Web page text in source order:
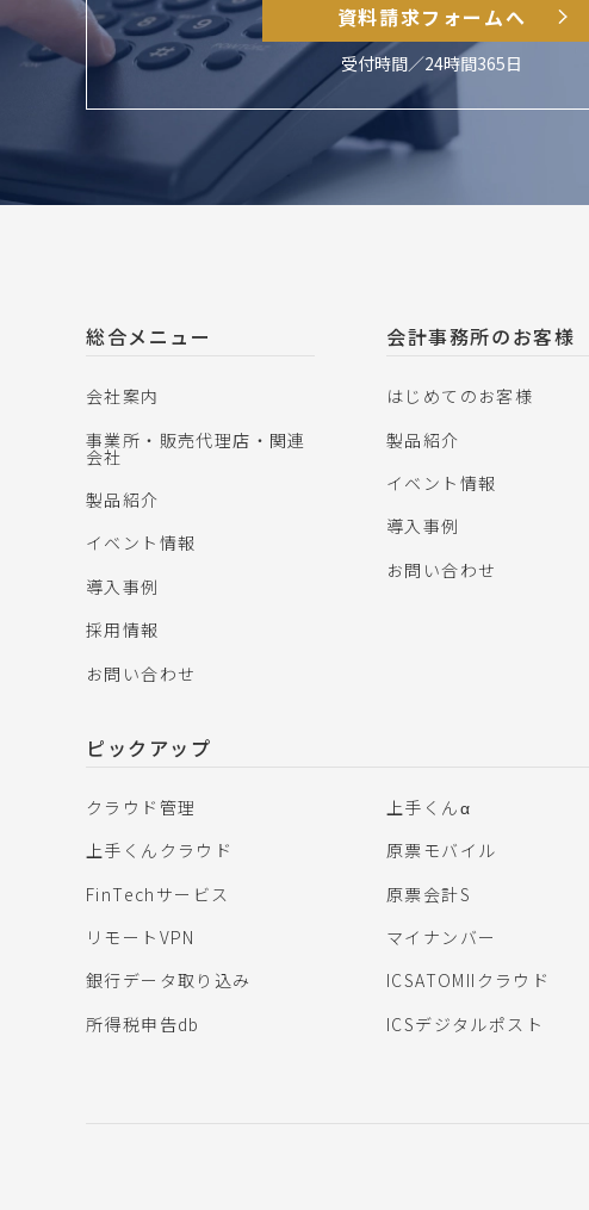
資料請求フォームへ
受付時間／24時間365日
総合メニュー
会社案内
事業所・販売代理店・関連
会社
製品紹介
イベント情報
導入事例
採用情報
お問い合わせ
会計事務所のお客様
はじめてのお客様
製品紹介
イベント情報
導入事例
お問い合わせ
ピックアップ
クラウド管理
上手くんα
上手くんクラウド
原票モバイル
FinTechサービス
原票会計S
リモートVPN
マイナンバー
銀行データ取り込み
ICSATOMIIクラウド
所得税申告db
ICSデジタルポスト